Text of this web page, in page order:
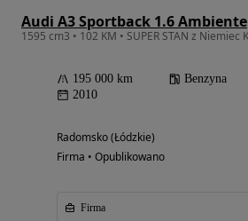
Audi A3 Sportback 1.6 Ambiente
195 000 km Benzyna
2010
Radomsko (Łódzkie)
Firma • Opublikowano
Firma